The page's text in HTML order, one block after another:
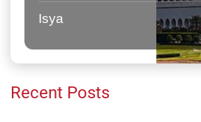
Isya
Recent Posts